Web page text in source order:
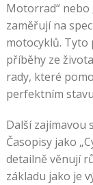
Motorrad“ nebo
zaměřují na
motocyklů. Tyto
příběhy ze
rady, které
perfektním
Další zajímavou
Časopisy jako
detailně věnují
základu jako je